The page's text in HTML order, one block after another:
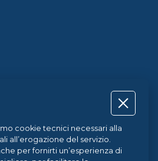
cookie tecnici necessari alla
all’erogazione del servizio.
per fornirti un’esperienza di